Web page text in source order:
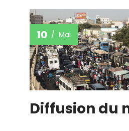
10 Mai
Diffusion du